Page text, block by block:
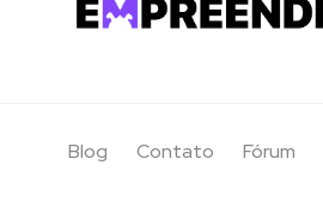
Blog Contato Fórum